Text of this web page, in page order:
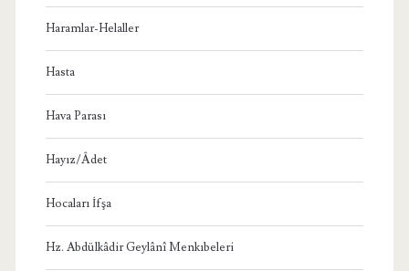
Haramlar-Helaller
Hasta
Hava Parası
Hayız/Âdet
Hocaları İfşa
Hz. Abdülkâdir Geylânî Menkıbeleri